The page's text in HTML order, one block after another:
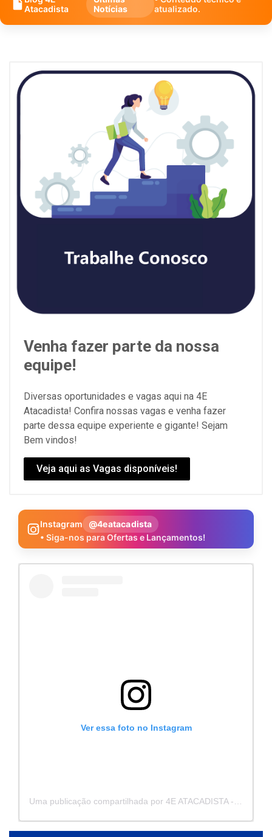
Atacadista
Notícias
atualizado.
Venha fazer parte da nossa
equipe!
Diversas oportunidades e vagas aqui na 4E
Atacadista! Confira nossas vagas e venha fazer
parte dessa equipe experiente e gigante! Sejam
Bem vindos!
Veja aqui as Vagas disponíveis!
Instagram
@4eatacadista
• Siga-nos para Ofertas e Lançamentos!
Ver essa foto no Instagram